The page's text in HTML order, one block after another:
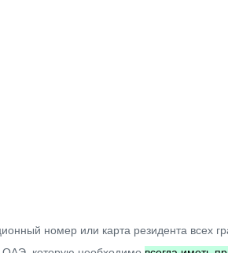
номер или карта резидента всех